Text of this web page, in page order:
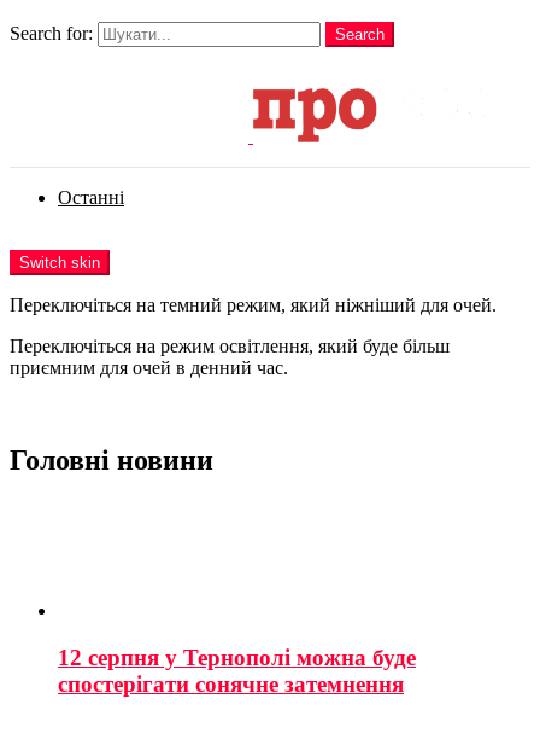
Search for:
Search
Останні
Switch skin
Переключіться на темний режим, який ніжніший для очей.
Переключіться на режим освітлення, який буде більш
приємним для очей в денний час.
Головні новини
12 серпня у Тернополі можна буде
спостерігати сонячне затемнення